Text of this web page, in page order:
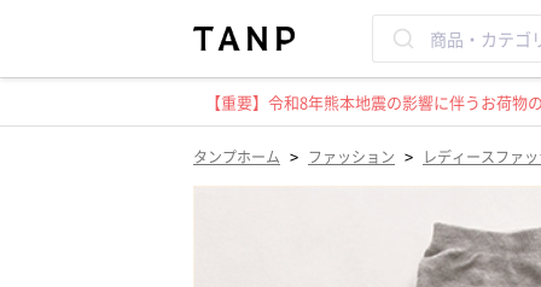
【重要】令和8年熊本地震の影響に伴うお荷
タンプホーム > ファッション > レディースファ